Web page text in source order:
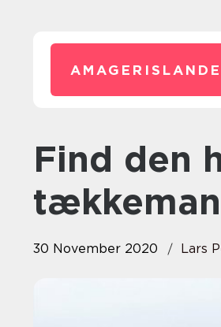
Find den helt rigtige
30 November 2020 Lars